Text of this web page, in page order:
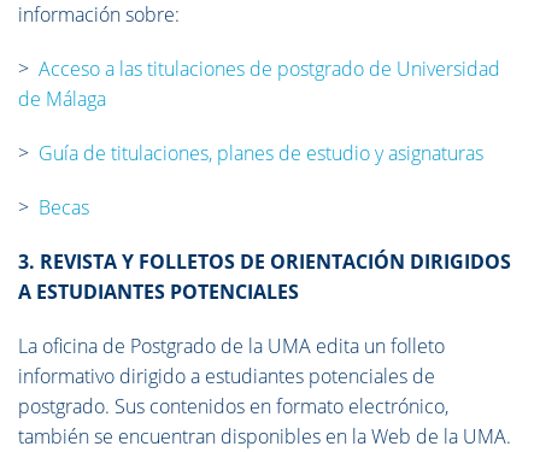
información sobre:
> Acceso a las titulaciones de postgrado de Universidad
de Málaga
> Guía de titulaciones, planes de estudio y asignaturas
> Becas
3. REVISTA Y FOLLETOS DE ORIENTACIÓN DIRIGIDOS
A ESTUDIANTES POTENCIALES
La oficina de Postgrado de la UMA edita un folleto
informativo dirigido a estudiantes potenciales de
postgrado. Sus contenidos en formato electrónico,
también se encuentran disponibles en la Web de la UMA.